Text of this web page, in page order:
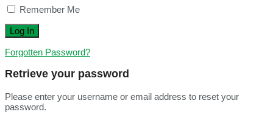
Remember Me
Forgotten Password?
Retrieve your password
Please enter your username or email address to reset your
password.